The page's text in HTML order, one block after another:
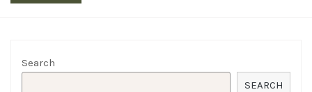
Search
SEARCH